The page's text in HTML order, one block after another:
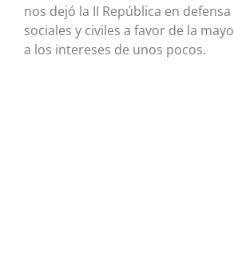
nos dejó la II República en
sociales y civiles a favor de la
a los intereses de unos pocos.